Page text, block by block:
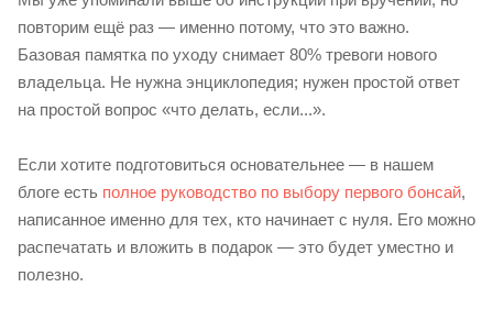
повторим ещё раз — именно потому, что это важно.
Базовая памятка по уходу снимает 80% тревоги нового
владельца. Не нужна энциклопедия; нужен простой ответ
на простой вопрос «что делать, если...».
Если хотите подготовиться основательнее — в нашем
блоге есть полное руководство по выбору первого бонсай,
написанное именно для тех, кто начинает с нуля. Его можно
распечатать и вложить в подарок — это будет уместно и
полезно.